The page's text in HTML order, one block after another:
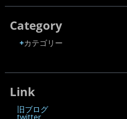
Category
カテゴリー
Link
旧ブログ
twitter